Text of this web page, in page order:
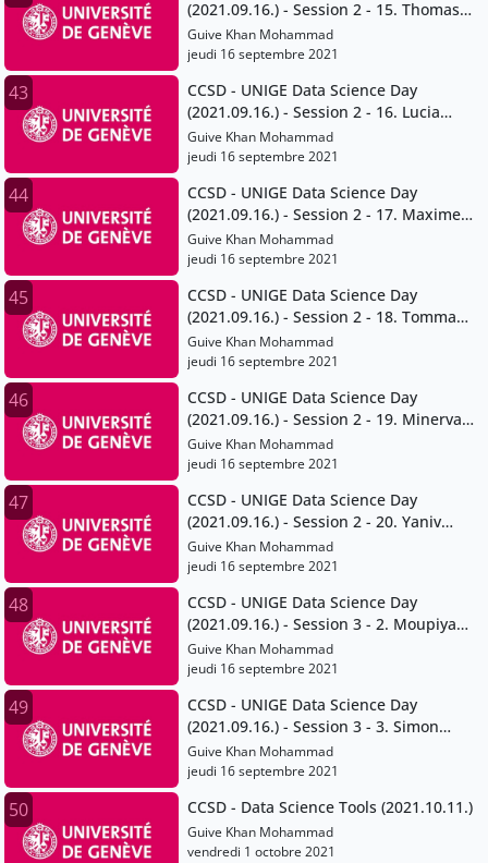
(2021.09.16.) - Session 2 - 15. Thomas
Maillart
Guive Khan Mohammad
jeudi 16 septembre 2021
43
CCSD - UNIGE Data Science Day
(2021.09.16.) - Session 2 - 16. Lucia
Gomez Teijeiro and Giuseppe Ugazio
Guive Khan Mohammad
jeudi 16 septembre 2021
44
CCSD - UNIGE Data Science Day
(2021.09.16.) - Session 2 - 17. Maxime
Stauffer
Guive Khan Mohammad
jeudi 16 septembre 2021
45
CCSD - UNIGE Data Science Day
(2021.09.16.) - Session 2 - 18. Tommaso
Venturini
Guive Khan Mohammad
jeudi 16 septembre 2021
46
CCSD - UNIGE Data Science Day
(2021.09.16.) - Session 2 - 19. Minerva
Rivas Velarde
Guive Khan Mohammad
jeudi 16 septembre 2021
47
CCSD - UNIGE Data Science Day
(2021.09.16.) - Session 2 - 20. Yaniv
Benhamou
Guive Khan Mohammad
jeudi 16 septembre 2021
48
CCSD - UNIGE Data Science Day
(2021.09.16.) - Session 3 - 2. Moupiya
Maji
Guive Khan Mohammad
jeudi 16 septembre 2021
49
CCSD - UNIGE Data Science Day
(2021.09.16.) - Session 3 - 3. Simon
Gabay and Jean-Luc Falcone
Guive Khan Mohammad
jeudi 16 septembre 2021
50 CCSD - Data Science Tools (2021.10.11.)
Guive Khan Mohammad
vendredi 1 octobre 2021